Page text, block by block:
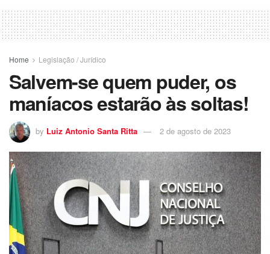
Home Legislação / Jurídico
Salvem-se quem puder, os
maníacos estarão às soltas!
by Luiz Antonio Santa Ritta 2 de agosto de 2023